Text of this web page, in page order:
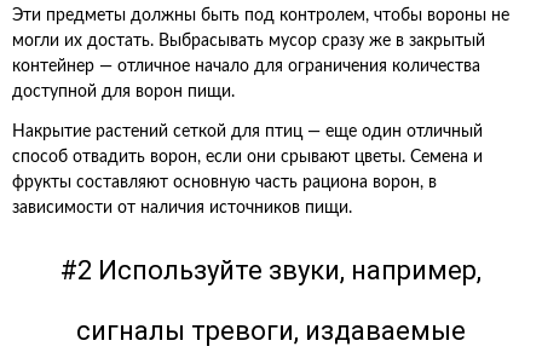
Эти предметы должны быть под контролем, чтобы вороны не
могли их достать. Выбрасывать мусор сразу же в закрытый
контейнер — отличное начало для ограничения количества
доступной для ворон пищи.
Накрытие растений сеткой для птиц — еще один отличный
способ отвадить ворон, если они срывают цветы. Семена и
фрукты составляют основную часть рациона ворон, в
зависимости от наличия источников пищи.
#2 Используйте звуки, например,
сигналы тревоги, издаваемые